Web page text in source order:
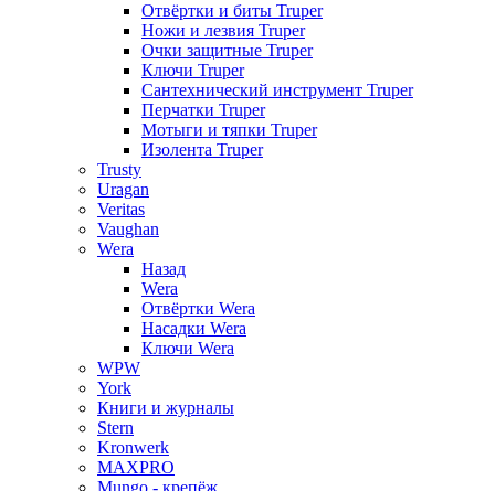
Отвёртки и биты Truper
Ножи и лезвия Truper
Очки защитные Truper
Ключи Truper
Сантехнический инструмент Truper
Перчатки Truper
Мотыги и тяпки Truper
Изолента Truper
Trusty
Uragan
Veritas
Vaughan
Wera
Назад
Wera
Отвёртки Wera
Насадки Wera
Ключи Wera
WPW
York
Книги и журналы
Stern
Kronwerk
MAXPRO
Mungo - крепёж